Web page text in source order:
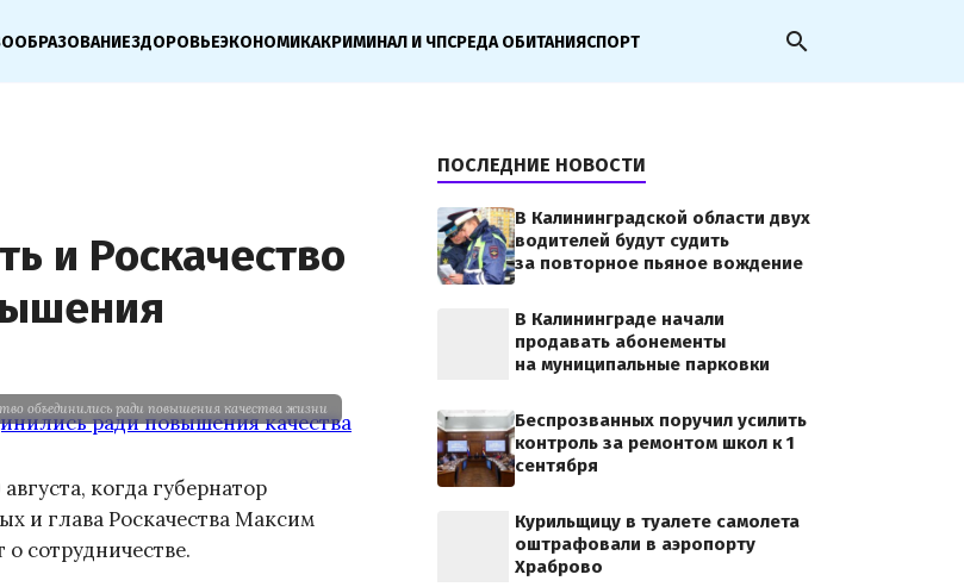
ОБРАЗОВАНИЕЗДОРОВЬЕЭКОНОМИКАКРИМИНАЛ И ЧПСРЕДА ОБИТАНИЯСПОРТ search
и Роскачество
объединились ради повышения качества жизни
когда губернатор
и глава Роскачества Максим
сотрудничестве.
ПОСЛЕДНИЕ НОВОСТИ
В Калининградской области двух
водителей будут судить
за повторное пьяное вождение
В Калининграде начали
продавать абонементы
на муниципальные парковки
Беспрозванных поручил усилить
контроль за ремонтом школ к 1
сентября
Курильщицу в туалете самолета
оштрафовали в аэропорту
Храброво